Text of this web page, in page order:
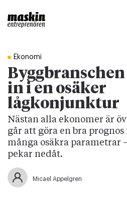
Ekonomi
in i en osäker
lågkonjunktur
Nästan alla ekonomer är
går att göra en bra prognos
många osäkra parametrar
pekar nedåt.
Micael Appelgren